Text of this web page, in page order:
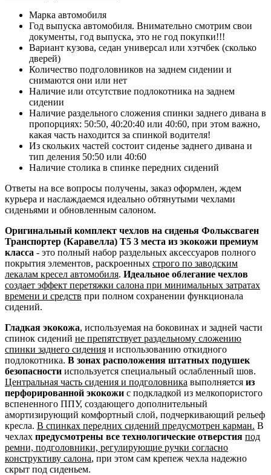
Марка автомобиля
Год выпуска автомобиля. Внимательно смотрим свои
документы, год выпуска, это не год покупки!!!
Вариант кузова, седан универсал или хэтчбек (сколько
дверей)
Количество подголовников на заднем сидении и
снимаются они или нет
Наличие или отсутствие подлокотника на заднем
сидении
Наличие раздельного сложения спинки заднего дивана в
пропорциях: 50:50, 40:20:40 или 40:60, при этом важно,
какая часть находится за спинкой водителя!
Из скольких частей состоит сиденье заднего дивана и
тип деления 50:50 или 40:60
Наличие столика в спинке передних сидений
Ответы на все вопросы получены, заказ оформлен, ждем
курьера и наслаждаемся идеально обтянутыми чехлами
сиденьями и обновленным салоном.
Оригинальный комплект чехлов на сиденья Фольксваген
Транспортер (Каравелла) Т5 3 места из экокожи премиум
класса - это полный набор раздельных аксессуаров полного
покрытия элементов, раскроенных строго по заводским
лекалам кресел автомобиля. Идеальное облегание чехлов
создает эффект перетяжки салона при минимальных затратах
времени и средств при полном сохранении функционала
сидений.
Гладкая экокожа, используемая на боковинах и задней части
спинок сидений не препятствует раздельному сложению
спинки заднего сидения и использованию откидного
подлокотника. В зонах расположения штатных подушек
безопасности используется специальный ослабленный шов.
Центральная часть сидения и подголовника выполняется из
перфорированной экокожи с подкладкой из мелкопористого
вспененного ППУ, создающего дополнительный
амортизирующий комфортный слой, подчеркивающий рельеф
кресла. В спинках передних сидений предусмотрен карман. В
чехлах предусмотрены все технологические отверстия под
ремни, подголовники, регулирующие ручки согласно
конструктиву салона, при этом сам крепеж чехла надежно
скрыт под сиденьем.